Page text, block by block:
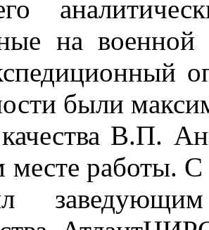
на
были
В.П.
месте работы.